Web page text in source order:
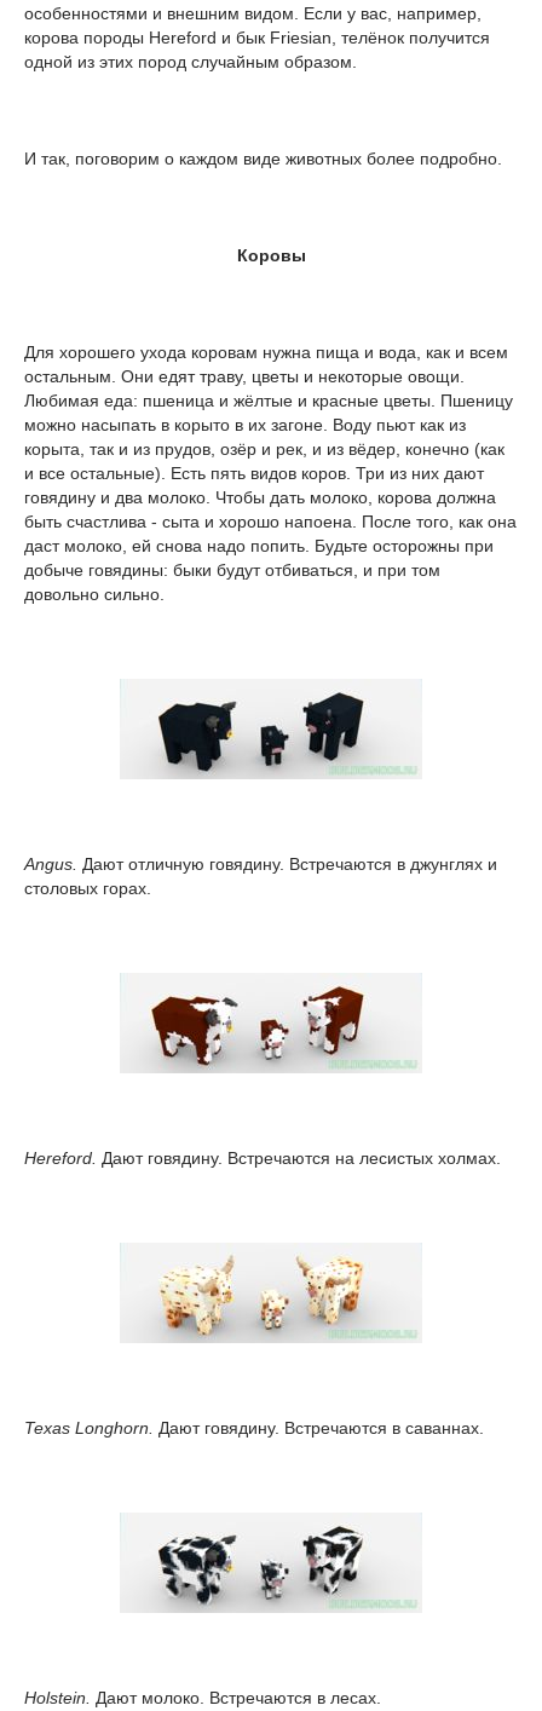
особенностями и внешним видом. Если у вас, например,
корова породы Hereford и бык Friesian, телёнок получится
одной из этих пород случайным образом.
И так, поговорим о каждом виде животных более подробно.
Коровы
Для хорошего ухода коровам нужна пища и вода, как и всем
остальным. Они едят траву, цветы и некоторые овощи.
Любимая еда: пшеница и жёлтые и красные цветы. Пшеницу
можно насыпать в корыто в их загоне. Воду пьют как из
корыта, так и из прудов, озёр и рек, и из вёдер, конечно (как
и все остальные). Есть пять видов коров. Три из них дают
говядину и два молоко. Чтобы дать молоко, корова должна
быть счастлива - сыта и хорошо напоена. После того, как она
даст молоко, ей снова надо попить. Будьте осторожны при
добыче говядины: быки будут отбиваться, и при том
довольно сильно.
Angus. Дают отличную говядину. Встречаются в джунглях и
столовых горах.
Hereford. Дают говядину. Встречаются на лесистых холмах.
Texas Longhorn. Дают говядину. Встречаются в саваннах.
Holstein. Дают молоко. Встречаются в лесах.